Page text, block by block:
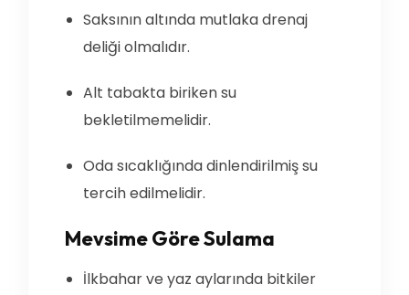
Saksının altında mutlaka drenaj
deliği olmalıdır.
Alt tabakta biriken su
bekletilmemelidir.
Oda sıcaklığında dinlendirilmiş su
tercih edilmelidir.
Mevsime Göre Sulama
İlkbahar ve yaz aylarında bitkiler